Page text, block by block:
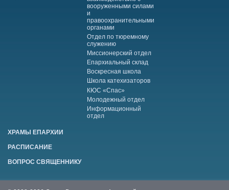
вооруженными силами
и
правоохранительными
органами
Отдел по тюремному
служению
Миссионерский отдел
Епархиальный склад
Воскресная школа
Школа катехизаторов
КЮС «Спас»
Молодежный отдел
Информационный
отдел
ХРАМЫ ЕПАРХИИ
РАСПИСАНИЕ
ВОПРОС СВЯЩЕННИКУ